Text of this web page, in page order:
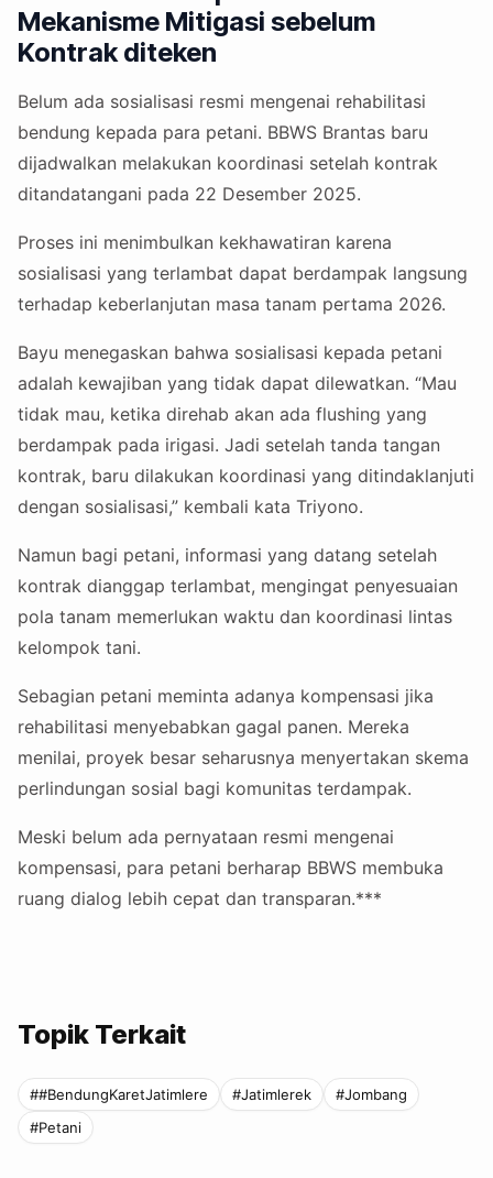
Mekanisme Mitigasi sebelum
Kontrak diteken
Belum ada sosialisasi resmi mengenai rehabilitasi
bendung kepada para petani. BBWS Brantas baru
dijadwalkan melakukan koordinasi setelah kontrak
ditandatangani pada 22 Desember 2025.
Proses ini menimbulkan kekhawatiran karena
sosialisasi yang terlambat dapat berdampak langsung
terhadap keberlanjutan masa tanam pertama 2026.
Bayu menegaskan bahwa sosialisasi kepada petani
adalah kewajiban yang tidak dapat dilewatkan. “Mau
tidak mau, ketika direhab akan ada flushing yang
berdampak pada irigasi. Jadi setelah tanda tangan
kontrak, baru dilakukan koordinasi yang ditindaklanjuti
dengan sosialisasi,” kembali kata Triyono.
Namun bagi petani, informasi yang datang setelah
kontrak dianggap terlambat, mengingat penyesuaian
pola tanam memerlukan waktu dan koordinasi lintas
kelompok tani.
Sebagian petani meminta adanya kompensasi jika
rehabilitasi menyebabkan gagal panen. Mereka
menilai, proyek besar seharusnya menyertakan skema
perlindungan sosial bagi komunitas terdampak.
Meski belum ada pernyataan resmi mengenai
kompensasi, para petani berharap BBWS membuka
ruang dialog lebih cepat dan transparan.***
Topik Terkait
##BendungKaretJatimlere #Jatimlerek
#Jombang
#Petani